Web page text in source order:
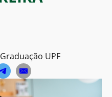
UPF